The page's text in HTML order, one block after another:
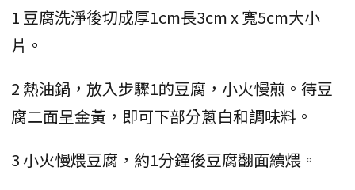
1 豆腐洗淨後切成厚1cm長3cm x 寬5cm大小
片。
2 熱油鍋，放入步驟1的豆腐，小火慢煎。待豆
腐二面呈金黃，即可下部分蔥白和調味料。
3 小火慢煨豆腐，約1分鐘後豆腐翻面續煨。